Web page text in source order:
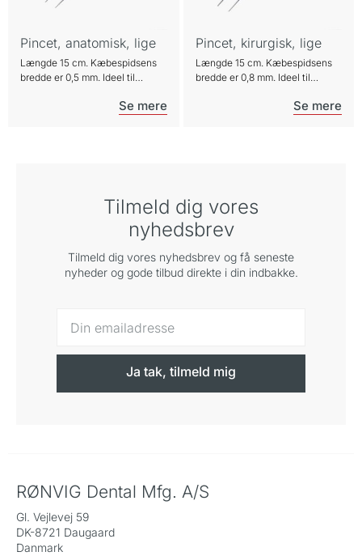
Pincet, anatomisk, lige
Længde 15 cm. Kæbespidsens
bredde er 0,5 mm. Ideel til
Pincet, kirurgisk, lige
Længde 15 cm. Kæbespidsens
bredde er 0,8 mm. Ideel til
Tilmeld dig vores
nyhedsbrev
Tilmeld dig vores nyhedsbrev og få seneste
nyheder og gode tilbud direkte i din indbakke.
Ja tak, tilmeld mig
RØNVIG Dental Mfg. A/S
Gl. Vejlevej 59
DK-8721 Daugaard
Danmark